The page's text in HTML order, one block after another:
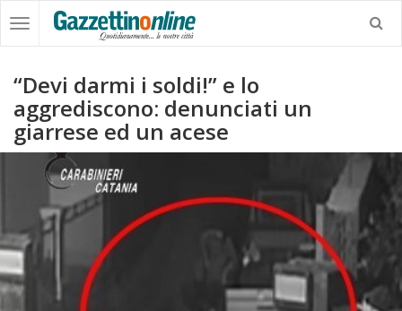
“Devi darmi i soldi!” e lo
aggrediscono: denunciati un
giarrese ed un acese